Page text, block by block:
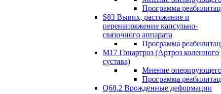
Программа
S83 Вывих, растяжение и
перенапряжение капсульно-
связочного аппарата
Программа
М17 Гонартроз (Артроз коленного
сустава)
Мнение
Программа
Q68.2 Врожденные деформации